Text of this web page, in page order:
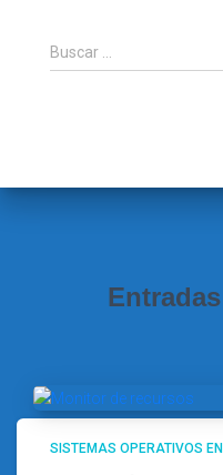
B
u
:
Buscar …
SISTEMAS OPERATIVOS